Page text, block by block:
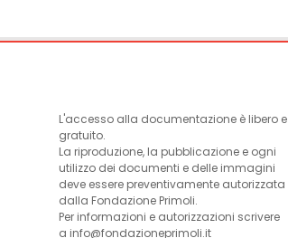
L'accesso alla documentazione è libero e
gratuito.
La riproduzione, la pubblicazione e ogni
utilizzo dei documenti e delle immagini
deve essere preventivamente autorizzata
dalla Fondazione Primoli.
Per informazioni e autorizzazioni scrivere
a info@fondazioneprimoli.it